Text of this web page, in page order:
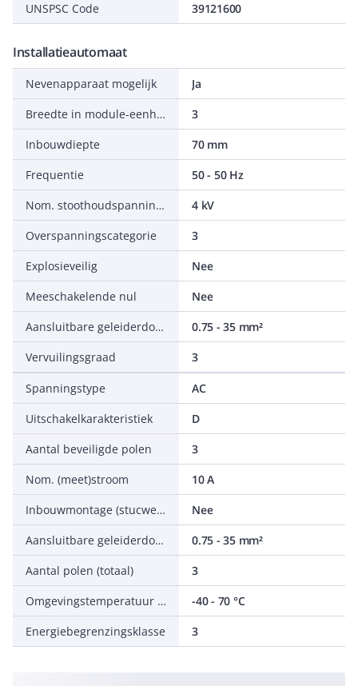
UNSPSC Code 39121600
Installatieautomaat
Nevenapparaat mogelijk
Ja
Breedte in module-eenheden
3
Inbouwdiepte
70 mm
Frequentie
50 - 50 Hz
Nom. stoothoudspanning (Uimp)
4 kV
Overspanningscategorie
3
Explosieveilig
Nee
Meeschakelende nul
Nee
Aansluitbare geleiderdoorsnede meerdraads
0.75 - 35 mm²
Vervuilingsgraad
3
Spanningstype
AC
Uitschakelkarakteristiek
D
Aantal beveiligde polen
3
Nom. (meet)stroom
10 A
Inbouwmontage (stucwerk)
Nee
Aansluitbare geleiderdoorsnede eendraads
0.75 - 35 mm²
Aantal polen (totaal)
3
Omgevingstemperatuur tijdens bedrijf
-40 - 70 °C
Energiebegrenzingsklasse
3